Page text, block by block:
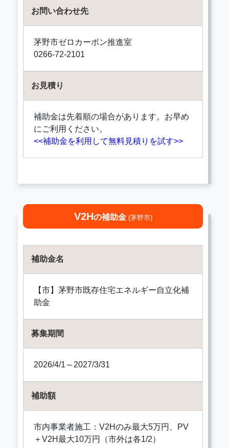
お問い合わせ先
茅野市ゼロカーボン推進室
0266-72-2101
お見積り
補助金は先着順の場合があります。お早め
にご利用ください。
<<補助金を利用して無料見積りを試す>>
V2Hの補助金 (茅野市)
補助金名
【市】茅野市既存住宅エネルギー自立化補
助金
募集期間
2026/4/1～2027/3/31
補助額
市内事業者施工：V2Hのみ最大5万円、PV
＋V2H最大10万円（市外は各1/2）